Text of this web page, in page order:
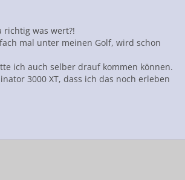
richtig was wert?!
mal unter meinen Golf, wird schon
ich auch selber drauf kommen können.
3000 XT, dass ich das noch erleben